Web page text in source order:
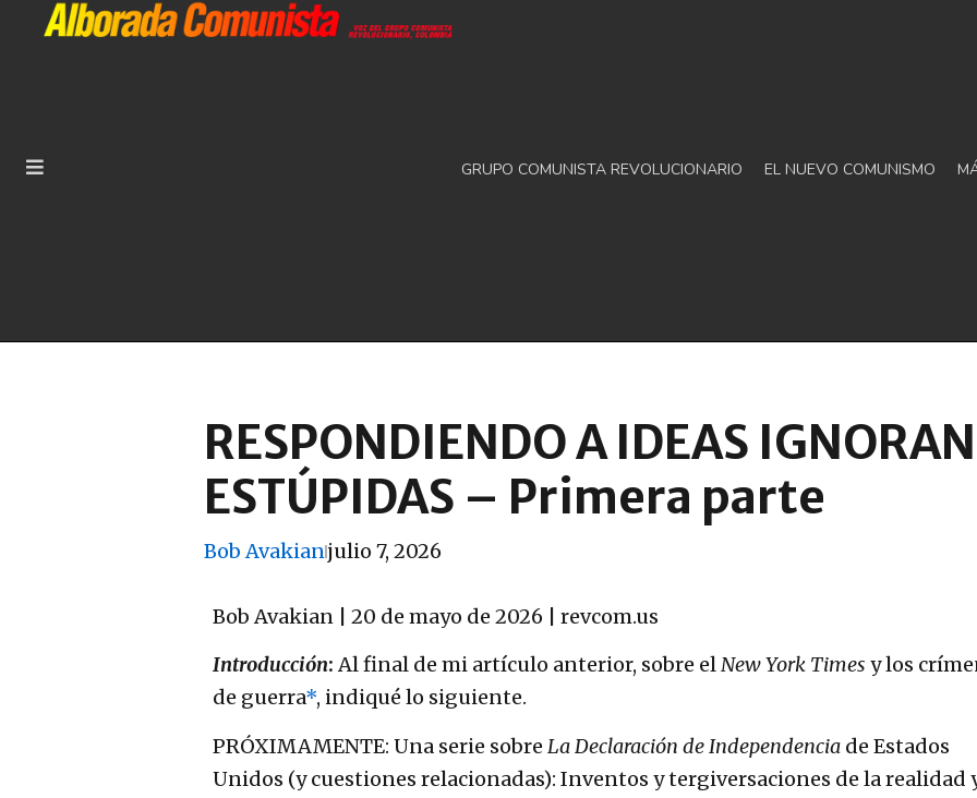
GRUPO COMUNISTA REVOLUCIONARIO EL NUEVO COMUNISMO
RESPONDIENDO A IDEAS
ESTÚPIDAS – Primera parte
Bob Avakianjulio 7, 2026
Bob Avakian | 20 de mayo de 2026 | revcom.us
Introducción:Al final de mi artículo anterior, sobre elNew York Times y los
de guerra*, indiqué lo siguiente.
PRÓXIMAMENTE: Una serie sobre La Declaración de Independencia de Estados
Unidos (y cuestiones relacionadas): Inventos y tergiversaciones de la realidad